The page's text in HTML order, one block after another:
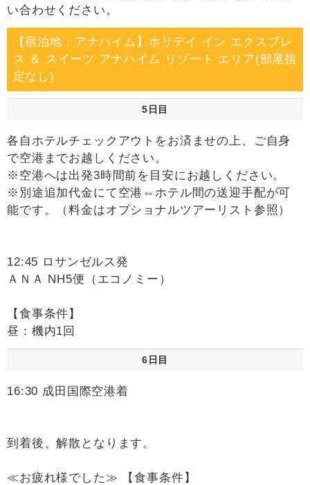
い合わせください。
【宿泊地：アナハイム】ホリデイ イン エクスプレ
ス ＆ スイーツ アナハイム リゾート エリア(部屋指
定なし)
5日目
各自ホテルチェックアウトをお済ませの上、ご自身
で空港までお越しください。
※空港へは出発3時間前を目安にお越しください。
※別途追加代金にて空港⇔ホテル間の送迎手配が可
能です。（料金はオプショナルツアーリスト参照）
12:45 ロサンゼルス発
ＡＮＡ NH5便（エコノミー）
【食事条件】
昼：機内1回
6日目
16:30 成田国際空港着
到着後、解散となります。
≪お疲れ様でした≫ 【食事条件】